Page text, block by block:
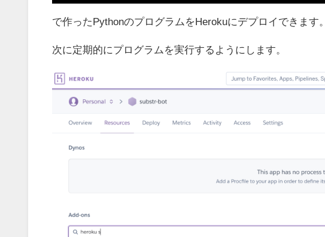
で作ったPythonのプログラムをHerokuにデプロイできます。
次に定期的にプログラムを実行するようにします。